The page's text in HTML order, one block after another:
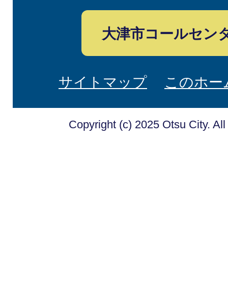
大津市コールセン
サイトマップ このホ
Copyright (c) 2025 Otsu City.